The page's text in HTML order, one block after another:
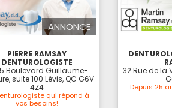
ANNONCE
PIERRE RAMSAY
DENTUROLOGISTE
Boulevard Guillaume-
suite 100 Lévis, QC G6V
4Z4
qui répond à
vos besoins!
32 Rue de la
Depuis 25